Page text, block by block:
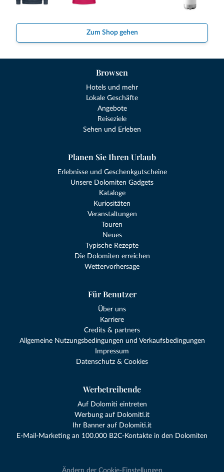
Zum Shop gehen
Browsen
Hotels und mehr
Lokale Geschäfte
Angebote
Reiseziele
Sehen und Erleben
Planen Sie Ihren Urlaub
Erlebnisse und Geschenkgutscheine
Unsere Dolomiten Gadgets
Kataloge
Kuriositäten
Veranstaltungen
Touren
Neues
Typische Rezepte
Die Dolomiten erreichen
Wettervorhersage
Für Benutzer
Über uns
Karriere
Credits & partners
Allgemeine Nutzungsbedingungen und Verkaufsbedingungen
Impressum
Datenschutz & Cookies
Werbetreibende
Auf Dolomiti eintreten
Werbung auf Dolomiti.it
Ihr Banner auf Dolomiti.it
E-Mail-Marketing an 100.000 B2C-Kontakte in den Dolomiten
Ändern der Cookie-Einstellungen